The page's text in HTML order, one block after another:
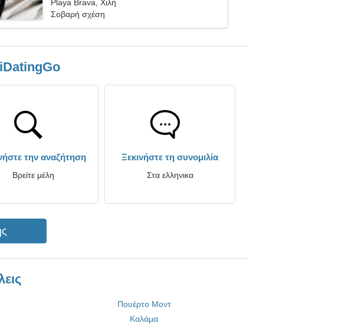
Playa Brava, Χιλή
Σοβαρή σχέση
την αναζήτηση
Βρείτε μέλη
Ξεκινήστε τη συνομιλία
Στα ελληνικα
Πουέρτο Μοντ
Καλάμα